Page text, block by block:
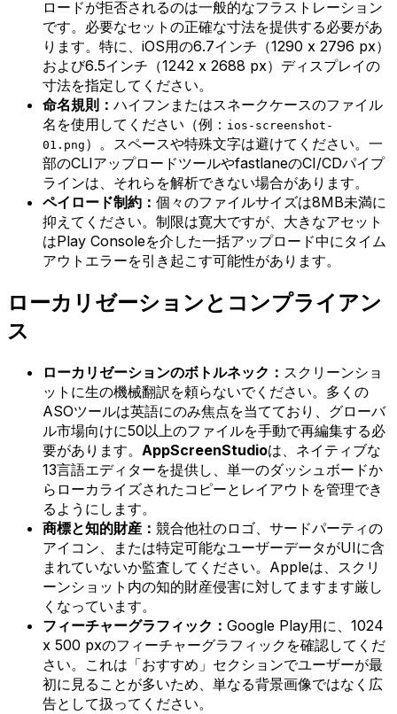
ロードが拒否されるのは一般的なフラストレーション
です。必要なセットの正確な寸法を提供する必要があ
ります。特に、iOS用の6.7インチ（1290 x 2796 px）
および6.5インチ（1242 x 2688 px）ディスプレイの
寸法を指定してください。
命名規則： ハイフンまたはスネークケースのファイル
名を使用してください（例： ios-screenshot-
01.png ）。スペースや特殊文字は避けてください。一
部のCLIアップロードツールやfastlaneのCI/CDパイプ
ラインは、それらを解析できない場合があります。
ペイロード制約： 個々のファイルサイズは8MB未満に
抑えてください。制限は寛大ですが、大きなアセット
はPlay Consoleを介した一括アップロード中にタイム
アウトエラーを引き起こす可能性があります。
ローカリゼーションとコンプライアン
ス
ローカリゼーションのボトルネック： スクリーンショ
ットに生の機械翻訳を頼らないでください。多くの
ASOツールは英語にのみ焦点を当てており、グローバ
ル市場向けに50以上のファイルを手動で再編集する必
要があります。 AppScreenStudioは、ネイティブな
13言語エディターを提供し、単一のダッシュボードか
らローカライズされたコピーとレイアウトを管理でき
るようにします。
商標と知的財産： 競合他社のロゴ、サードパーティの
アイコン、または特定可能なユーザーデータがUIに含
まれていないか監査してください。Appleは、スクリ
ーンショット内の知的財産侵害に対してますます厳し
くなっています。
フィーチャーグラフィック： Google Play用に、1024
x 500 pxのフィーチャーグラフィックを確認してくだ
さい。これは「おすすめ」セクションでユーザーが最
初に見ることが多いため、単なる背景画像ではなく広
告として扱ってください。